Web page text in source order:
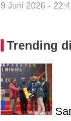
9 Juni 2026 -
Trending